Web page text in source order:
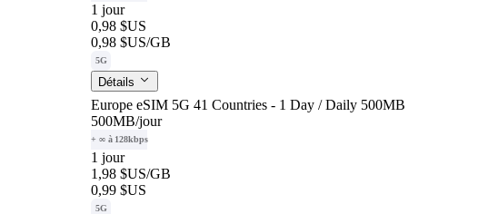
1 jour
0,98 $US
0,98 $US/GB
5G
Détails
Europe eSIM 5G 41 Countries - 1 Day / Daily 500MB
500MB/jour
+ ∞ à 128kbps
1 jour
1,98 $US/GB
0,99 $US
5G